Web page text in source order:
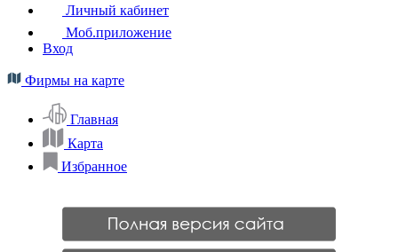
Личный кабинет
Моб.приложение
Вход
Фирмы на карте
Главная
Карта
Избранное